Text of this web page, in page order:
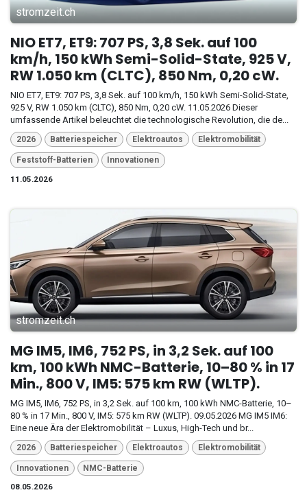
stromzeit.ch
NIO ET7, ET9: 707 PS, 3,8 Sek. auf 100
km/h, 150 kWh Semi-Solid-State, 925 V,
RW 1.050 km (CLTC), 850 Nm, 0,20 cW.
NIO ET7, ET9: 707 PS, 3,8 Sek. auf 100 km/h, 150 kWh Semi-Solid-State,
925 V, RW 1.050 km (CLTC), 850 Nm, 0,20 cW. 11.05.2026 Dieser
umfassende Artikel beleuchtet die technologische Revolution, die de...
2026 Batteriespeicher Elektroautos Elektromobilität
Feststoff-Batterien
Innovationen
11.05.2026
stromzeit.ch
MG IM5, IM6, 752 PS, in 3,2 Sek. auf 100
km, 100 kWh NMC-Batterie, 10–80 % in 17
Min., 800 V, IM5: 575 km RW (WLTP).
MG IM5, IM6, 752 PS, in 3,2 Sek. auf 100 km, 100 kWh NMC-Batterie, 10–
80 % in 17 Min., 800 V, IM5: 575 km RW (WLTP). 09.05.2026 MG IM5 IM6:
Eine neue Ära der Elektromobilität – Luxus, High-Tech und br...
2026 Batteriespeicher Elektroautos Elektromobilität
Innovationen
NMC-Batterie
08.05.2026